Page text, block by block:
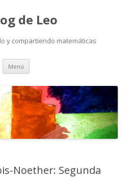
de Leo
y compartiendo matemáticas
Menú Saltar
contenido
Noether: Segunda